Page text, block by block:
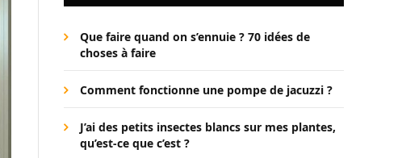
Que faire quand on s’ennuie ? 70 idées de
choses à faire
Comment fonctionne une pompe de jacuzzi ?
J’ai des petits insectes blancs sur mes plantes,
qu’est-ce que c’est ?